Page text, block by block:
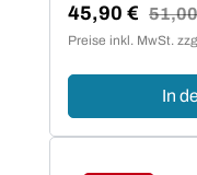
Verkaufspreis:
45,90 €
Preise inkl. MwSt.
In